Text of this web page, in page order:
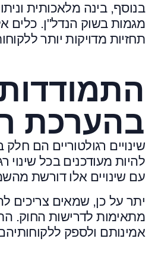
בנוסף, בינה מלאכותית
מגמות בשוק הנדל"ן. כלים
תחזיות מדויקות יותר
התמודדות
בהערכת
שינויים רגולטוריים הם
להיות מעודכנים בכל
עם שינויים אלו דורשת
יתר על כן, שמאים צריכים
מתאימות לדרישות החוק.
אמינותם ולספק